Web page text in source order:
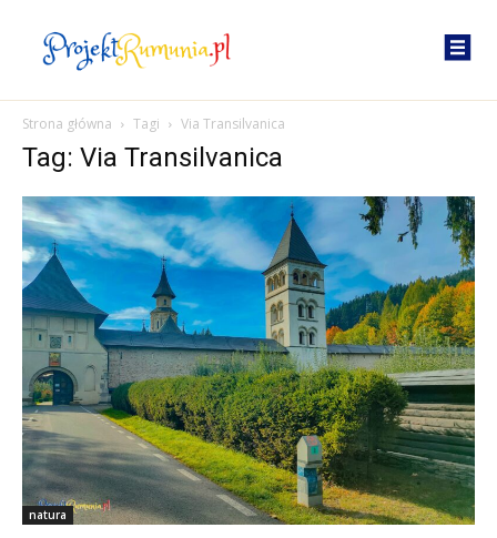
Strona główna Tagi Via Transilvanica
Tag: Via Transilvanica
natura